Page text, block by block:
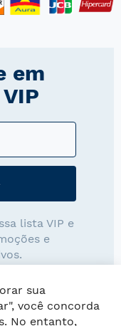
em
lista VIP e
e
sua
você concorda
No entanto,